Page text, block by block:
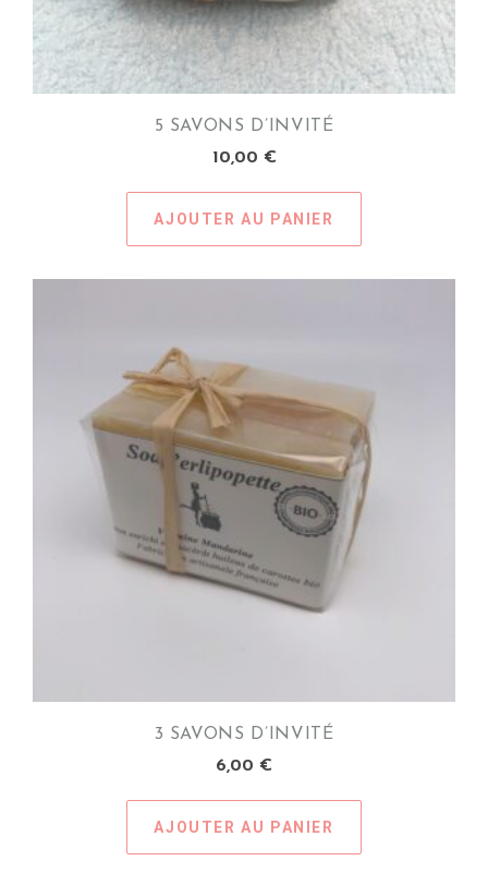
5 SAVONS D’INVITÉ
10,00 €
AJOUTER AU PANIER
3 SAVONS D’INVITÉ
6,00 €
AJOUTER AU PANIER